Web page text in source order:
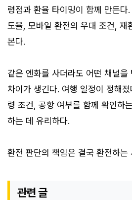
령점과 환율 타이밍이 함께 만든다
도율, 모바일 환전의 우대 조건, 재
본다.
같은 엔화를 사더라도 어떤 채널을
차이가 생긴다. 여행 일정이 정해
령 조건, 공항 여부를 함께 확인하
하는 데 유리하다.
환전 판단의 책임은 결국 환전하는
관련 글